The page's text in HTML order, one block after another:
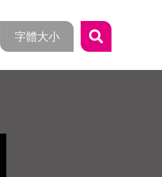
字體大小